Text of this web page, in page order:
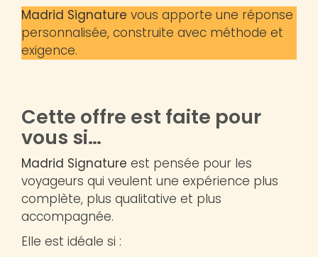
Madrid Signature vous apporte une réponse
personnalisée, construite avec méthode et
exigence.
Cette offre est faite pour
vous si…
Madrid Signature est pensée pour les
voyageurs qui veulent une expérience plus
complète, plus qualitative et plus
accompagnée.
Elle est idéale si :